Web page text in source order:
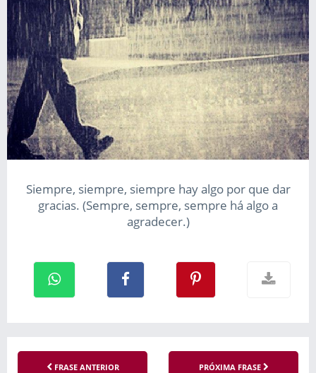
Siempre, siempre, siempre hay algo por que dar
gracias. (Sempre, sempre, sempre há algo a
agradecer.)
FRASE ANTERIOR PRÓXIMA FRASE